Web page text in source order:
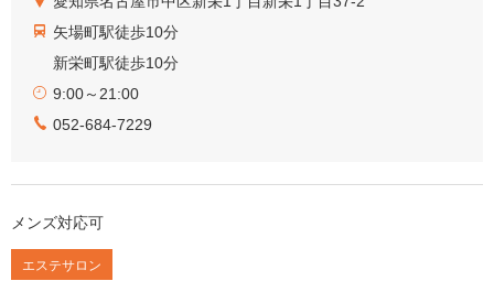
矢場町駅徒歩10分
新栄町駅徒歩10分
9:00～21:00
052-684-7229
メンズ対応可
エステサロン